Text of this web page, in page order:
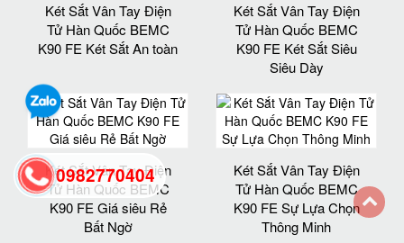
Két Sắt Vân Tay Điện
Tử Hàn Quốc BEMC
K90 FE Két Sắt An toàn
Két Sắt Vân Tay Điện
Tử Hàn Quốc BEMC
K90 FE Két Sắt Siêu
Siêu Dày
Két Sắt Vân Tay Điện
Tử Hàn Quốc BEMC
K90 FE Giá siêu Rẻ
Bất Ngờ
Két Sắt Vân Tay Điện
Tử Hàn Quốc BEMC
K90 FE Sự Lựa Chọn
Thông Minh
0982770404